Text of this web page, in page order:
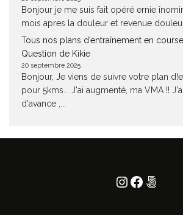
Bonjour je me suis fait opéré ernie
mois apres la douleur et revenue douleur
Tous nos plans d’entraînement en
Question de Kikie
20 septembre 2025
Bonjour, Je viens de suivre votre plan
pour 5kms... J'ai augmenté, ma VMA !!
d'avance ,...
Instagram
500px